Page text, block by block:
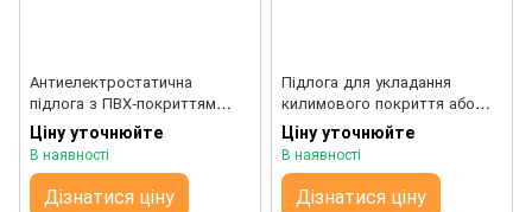
Антиелектростатична
підлога з ПВХ-покриттям
W38BS-P wappex
Ціну уточнюйте
В наявності
Дізнатися ціну
Підлога для укладання
килимового покриття або
ПВХ-плитки W38BA
Ціну уточнюйте
В наявності
Дізнатися ціну